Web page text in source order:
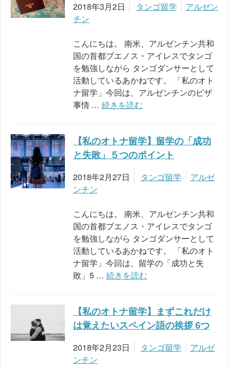
2018年3月2日 タンゴ留学
アルゼン
チン
こんにちは。 南米、アルゼンチン共和
国の首都ブエノス・アイレスでタンゴ
を勉強しながら タンゴダンサーとして
活動しているあかねです。 「私のオト
ナ留学」今回は、アルゼンチンのビザ
事情 … 続きを読む
【私のオトナ留学】留学の「成功
と失敗」５つのポイント
2018年2月27日 タンゴ留学
アルゼ
ンチン
こんにちは。 南米、アルゼンチン共和
国の首都ブエノス・アイレスでタンゴ
を勉強しながら タンゴダンサーとして
活動しているあかねです。 「私のオト
ナ留学」今回は、留学の「成功と失
敗」5 … 続きを読む
【私のオトナ留学】まずこれだけ
は覚えたいスペイン語の挨拶 6つ
2018年2月23日 タンゴ留学
アルゼ
ンチン